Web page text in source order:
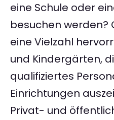
eine Schule oder
besuchen
eine Vielzahl
und Kindergärten,
qualifiziertes
Einrichtungen
Privat- und